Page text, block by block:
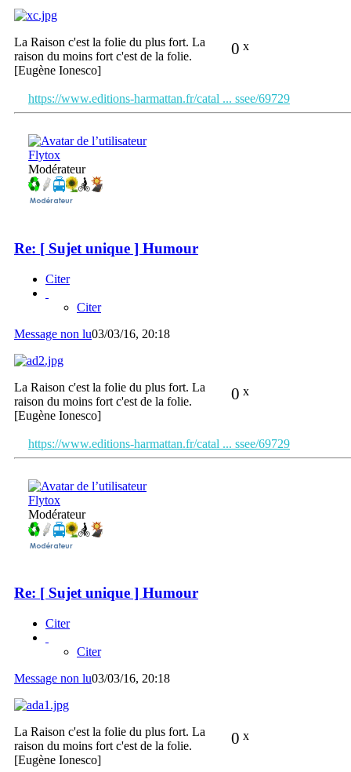
0 x
La Raison c'est la folie du plus fort. La
raison du moins fort c'est de la folie.
[Eugène Ionesco]
https://www.editions-harmattan.fr/catal ... ssee/69729
Flytox
Modérateur
Re: [ Sujet unique ] Humour
Citer
Citer
Message non lu03/03/16, 20:18
0 x
La Raison c'est la folie du plus fort. La
raison du moins fort c'est de la folie.
[Eugène Ionesco]
https://www.editions-harmattan.fr/catal ... ssee/69729
Flytox
Modérateur
Re: [ Sujet unique ] Humour
Citer
Citer
Message non lu03/03/16, 20:18
0 x
La Raison c'est la folie du plus fort. La
raison du moins fort c'est de la folie.
[Eugène Ionesco]